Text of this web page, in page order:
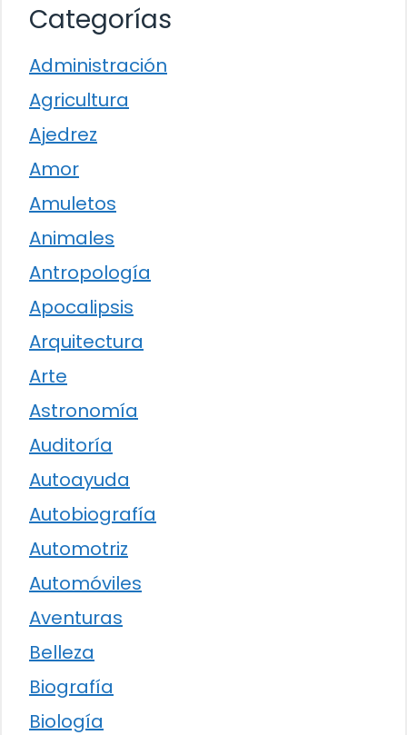
Categorías
Administración
Agricultura
Ajedrez
Amor
Amuletos
Animales
Antropología
Apocalipsis
Arquitectura
Arte
Astronomía
Auditoría
Autoayuda
Autobiografía
Automotriz
Automóviles
Aventuras
Belleza
Biografía
Biología